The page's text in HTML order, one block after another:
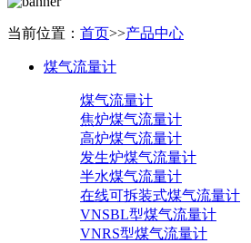
当前位置： 首页>>产品中心
煤气流量计
煤气流量计
焦炉煤气流量计
高炉煤气流量计
发生炉煤气流量计
半水煤气流量计
在线可拆装式煤气流量计
VNSBL型煤气流量计
VNRS型煤气流量计